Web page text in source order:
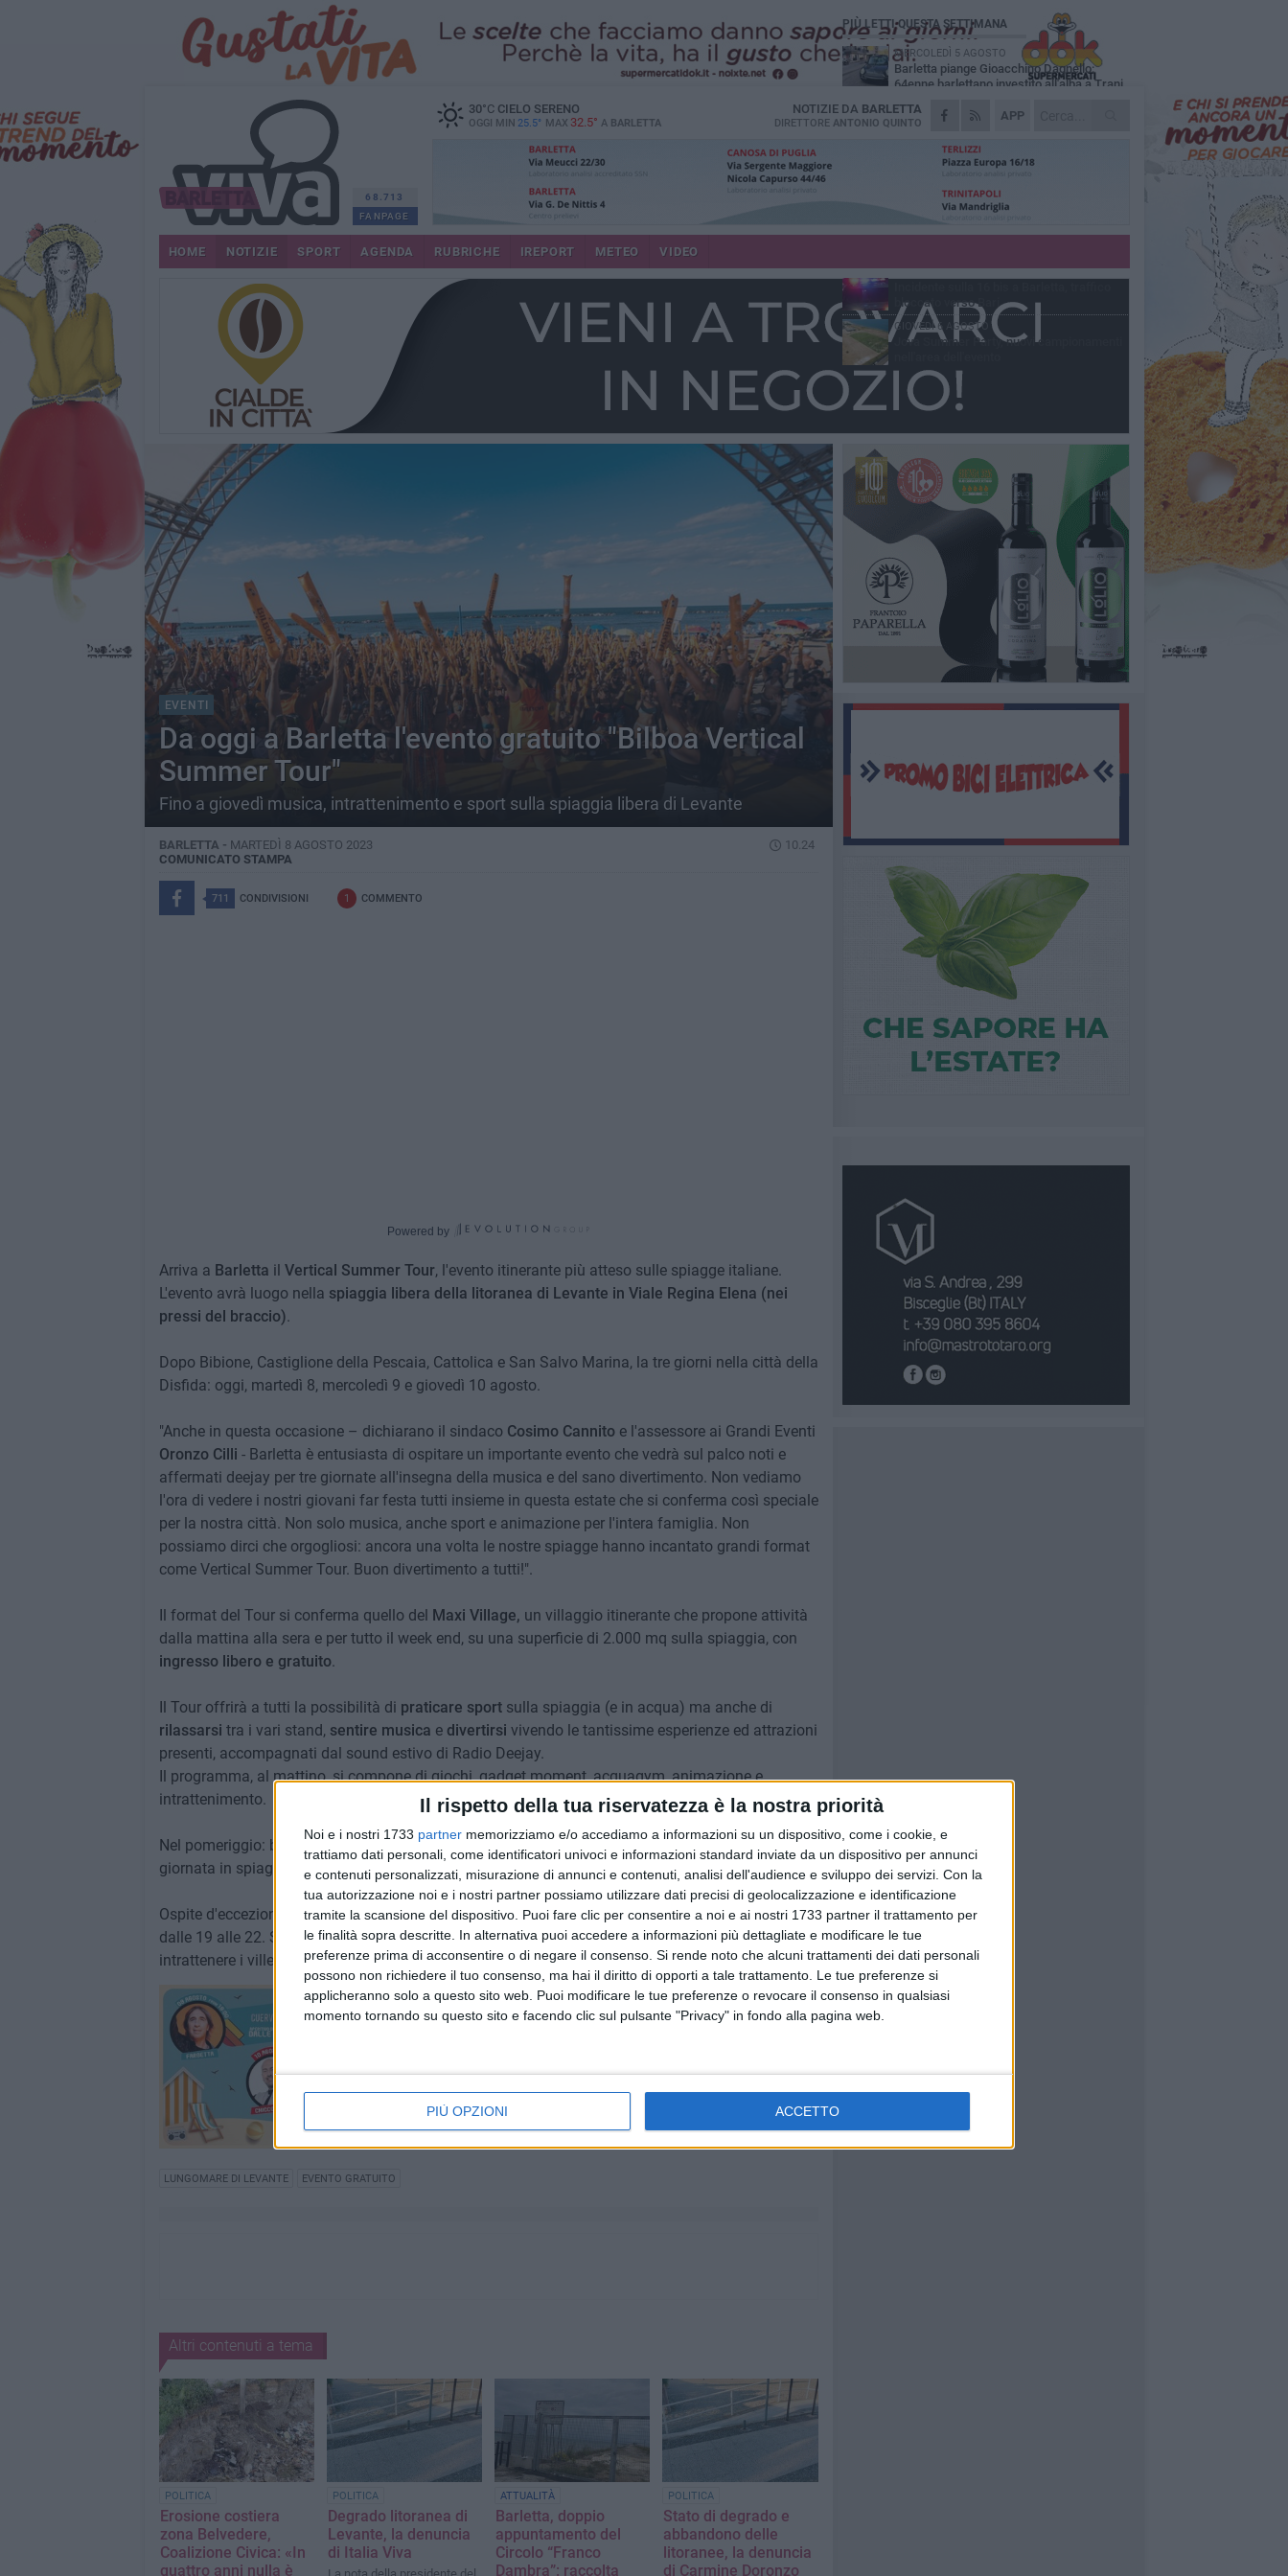
Il rispetto della tua riservatezza è la nostra priorità
Noi e i nostri 1733 partner memorizziamo e/o accediamo a informazioni su un dispositivo, come i cookie, e
trattiamo dati personali, come identificatori univoci e informazioni standard inviate da un dispositivo per annunci
e contenuti personalizzati, misurazione di annunci e contenuti, analisi dell'audience e sviluppo dei servizi. Con la
tua autorizzazione noi e i nostri partner possiamo utilizzare dati precisi di geolocalizzazione e identificazione
tramite la scansione del dispositivo. Puoi fare clic per consentire a noi e ai nostri 1733 partner il trattamento per
le finalità sopra descritte. In alternativa puoi accedere a informazioni più dettagliate e modificare le tue
preferenze prima di acconsentire o di negare il consenso. Si rende noto che alcuni trattamenti dei dati personali
possono non richiedere il tuo consenso, ma hai il diritto di opporti a tale trattamento. Le tue preferenze si
applicheranno solo a questo sito web. Puoi modificare le tue preferenze o revocare il consenso in qualsiasi
momento tornando su questo sito e facendo clic sul pulsante "Privacy" in fondo alla pagina web.
PIÙ OPZIONI ACCETTO
68.713
FANPAGE
30°CCIELO SERENO
OGGI MIN 25.5° MAX 32.5° A BARLETTA
APP
NOTIZIE DA BARLETTA
DIRETTORE ANTONIO QUINTO
HOME NOTIZIE SPORT AGENDA RUBRICHE IREPORT METEO VIDEO
EVENTI
Da oggi a Barletta l'evento gratuito "Bilboa Vertical
Summer Tour"
Fino a giovedì musica, intrattenimento e sport sulla spiaggia libera di Levante
BARLETTA - MARTEDÌ 8 AGOSTO 2023
10.24
COMUNICATO STAMPA
711 CONDIVISIONI 1 COMMENTO
Powered by
Arriva a Barletta il Vertical Summer Tour, l'evento itinerante più atteso sulle spiagge italiane.
L'evento avrà luogo nella spiaggia libera della litoranea di Levante in Viale Regina Elena (nei
pressi del braccio).
Dopo Bibione, Castiglione della Pescaia, Cattolica e San Salvo Marina, la tre giorni nella città della
Disfida: oggi, martedì 8, mercoledì 9 e giovedì 10 agosto.
"Anche in questa occasione – dichiarano il sindaco Cosimo Cannitoe l'assessore ai Grandi Eventi
Oronzo Cilli - Barletta è entusiasta di ospitare un importante evento che vedrà sul palco noti e
affermati deejay per tre giornate all'insegna della musica e del sano divertimento. Non vediamo
l'ora di vedere i nostri giovani far festa tutti insieme in questa estate che si conferma così speciale
per la nostra città. Non solo musica, anche sport e animazione per l'intera famiglia. Non
possiamo dirci che orgogliosi: ancora una volta le nostre spiagge hanno incantato grandi format
come Vertical Summer Tour. Buon divertimento a tutti!".
Il format del Tour si conferma quello del Maxi Village, un villaggio itinerante che propone attività
dalla mattina alla sera e per tutto il week end, su una superficie di 2.000 mq sulla spiaggia, con
ingresso libero e gratuito.
Il Tour offrirà a tutti la possibilità di praticare sportsulla spiaggia (e in acqua) ma anche di
rilassarsi tra i vari stand, sentire musica e divertirsi vivendo le tantissime esperienze ed attrazioni
presenti, accompagnati dal sound estivo di Radio Deejay.
Il programma, al mattino, si compone di giochi, gadget moment, acquagym, animazione e
intrattenimento.
Nel pomeriggio: beach volley, beach tennis e calcio balilla, sup race e race challenge. A chiudere la
giornata in spiaggia il Vertical Show & Dance Moment with ritmo do Brazil.
Ospite d'eccezione della tappa a Barletta sarà lo storico dj Mario Fargettamercoledì 9 agosto
dalle 19 alle 22. Sarà, invece, la voce diChicco Giuliania partire dalle 17 del 10 agosto ad
intrattenere i villeggianti dal palco del Vertical Summer Tour.
LUNGOMARE DI LEVANTE EVENTO GRATUITO
Altri contenuti a tema
POLITICA
Erosione costiera
zona Belvedere,
Coalizione Civica: «In
quattro anni nulla è
POLITICA
Degrado litoranea di
Levante, la denuncia
di Italia Viva
ATTUALITÀ
Barletta, doppio
appuntamento del
Circolo “Franco
Dambra”: raccolta
POLITICA
Stato di degrado e
abbandono delle
litoranee, la denuncia
di Carmine Doronzo
PIÙ LETTI QUESTA SETTIMANA
MERCOLEDÌ 5 AGOSTO
Barletta piange Gioacchino Dagnello:
64enne barlettano investito all'alba a Trani
GIOVEDÌ 6 AGOSTO
Il ricordo di "Cecco", il benzinaio col
separavano dalla pensione»
MERCOLEDÌ 5 AGOSTO
sopralluogo nell'area dell'evento
DOMENICA 2 AGOSTO
Beni confiscati alla mafia. Nasce il servizio
VENERDÌ 7 AGOSTO
bloccato verso Bari
GIOVEDÌ 6 AGOSTO
Jova Summer Party, nuovi campionamenti